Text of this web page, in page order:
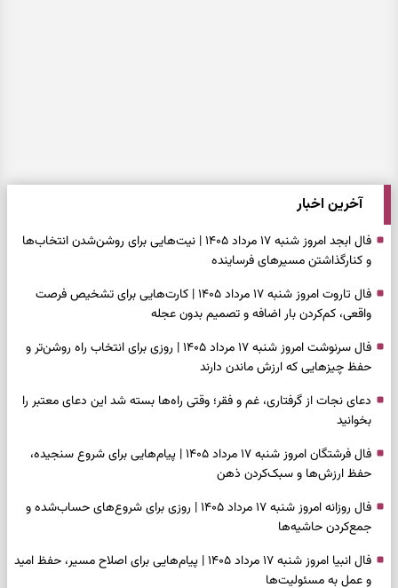
آخرین اخبار
فال ابجد امروز شنبه ۱۷ مرداد ۱۴۰۵ | نیت‌هایی برای روشن‌شدن انتخاب‌ها
و کنارگذاشتن مسیرهای فرساینده
فال تاروت امروز شنبه ۱۷ مرداد ۱۴۰۵ | کارت‌هایی برای تشخیص فرصت
واقعی، کم‌کردن بار اضافه و تصمیم بدون عجله
فال سرنوشت امروز شنبه ۱۷ مرداد ۱۴۰۵ | روزی برای انتخاب راه روشن‌تر و
حفظ چیزهایی که ارزش ماندن دارند
دعای نجات از گرفتاری، غم و فقر؛ وقتی راه‌ها بسته شد این دعای معتبر را
بخوانید
فال فرشتگان امروز شنبه ۱۷ مرداد ۱۴۰۵ | پیام‌هایی برای شروع سنجیده،
حفظ ارزش‌ها و سبک‌کردن ذهن
فال روزانه امروز شنبه ۱۷ مرداد ۱۴۰۵ | روزی برای شروع‌های حساب‌شده و
جمع‌کردن حاشیه‌ها
فال انبیا امروز شنبه ۱۷ مرداد ۱۴۰۵ | پیام‌هایی برای اصلاح مسیر، حفظ امید
و عمل به مسئولیت‌ها